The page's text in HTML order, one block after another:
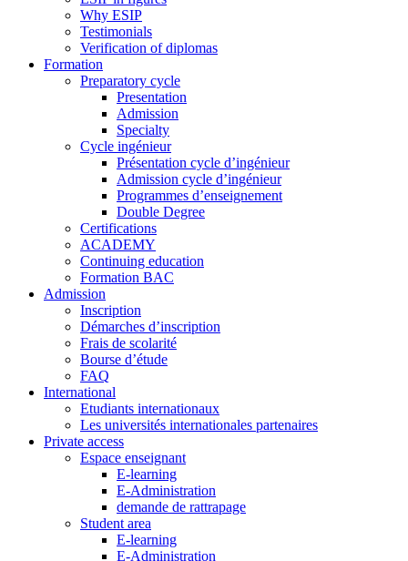
Why ESIP
Testimonials
Verification of diplomas
Formation
Preparatory cycle
Presentation
Admission
Specialty
Cycle ingénieur
Présentation cycle d’ingénieur
Admission cycle d’ingénieur
Programmes d’enseignement
Double Degree
Certifications
ACADEMY
Continuing education
Formation BAC
Admission
Inscription
Démarches d’inscription
Frais de scolarité
Bourse d’étude
FAQ
International
Etudiants internationaux
Les universités internationales partenaires
Private access
Espace enseignant
E-learning
E-Administration
demande de rattrapage
Student area
E-learning
E-Administration